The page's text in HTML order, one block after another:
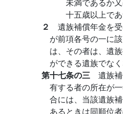
十五歳以上で
２ 遺族補償年金を
が前項各号の一に
は、その者は、遺
ができる遺族でなく
第十七条の三 遺族
有する者の所在が
合には、当該遺族
あるときは同順位